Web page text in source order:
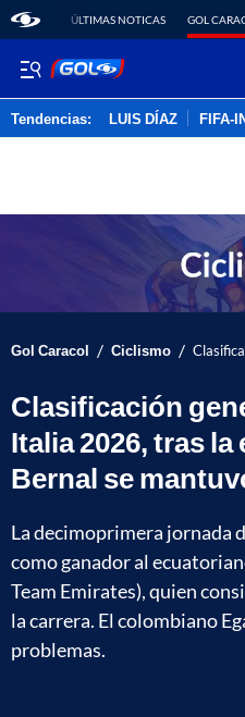
ÚLTIMAS NOTICAS GOL
Tendencias: LUIS DÍAZ FIFA-
Gol Caracol / Ciclismo /
Clasificación
Italia 2026, tras la
Bernal se
La decimoprimera jornada
como ganador al
Team Emirates), quien
la carrera. El colombiano
problemas.